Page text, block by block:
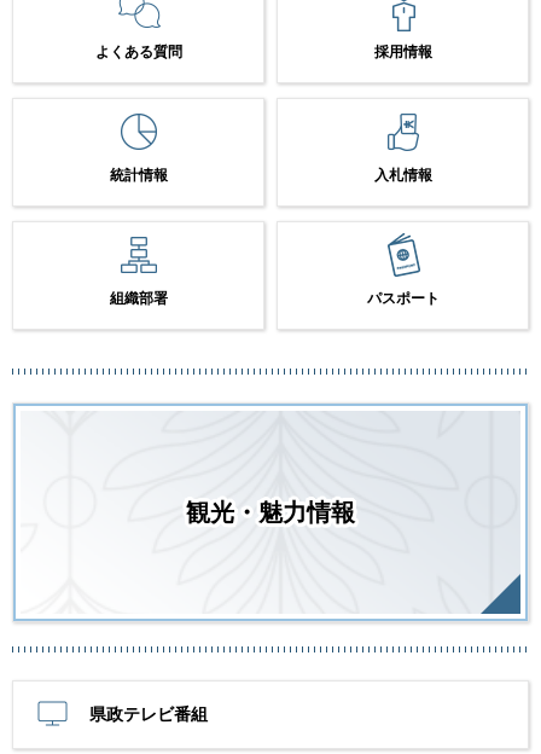
よくある質問 採用情報
統計情報 入札情報
組織部署 パスポート
観光・魅力情報
県政テレビ番組